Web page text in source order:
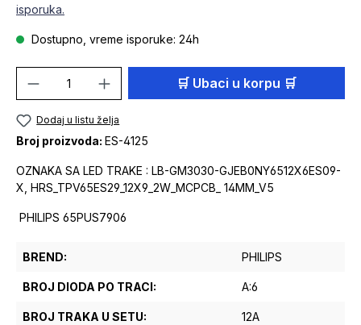
isporuka.
Dostupno, vreme isporuke: 24h
Količina proizvoda: Unesite željenu
🛒 Ubaci u korpu 🛒
Dodaj u listu želja
Broj proizvoda: ES-4125
OZNAKA SA LED TRAKE : LB-GM3030-GJEB0NY6512X6ES09-
X, HRS_TPV65ES29_12X9_2W_MCPCB_ 14MM_V5
PHILIPS 65PUS7906
BREND: PHILIPS
BROJ DIODA PO TRACI: A:6
BROJ TRAKA U SETU: 12A